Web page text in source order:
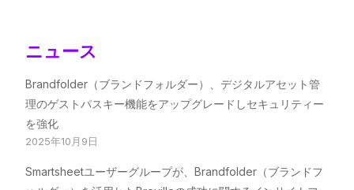
ニュース
Brandfolder（ブランドフォルダー）、デジタルアセット管
理のゲストパスキー機能をアップグレードしセキュリティー
を強化
2025年10月9日
Smartsheetユーザーグループが、Brandfolder（ブランドフ